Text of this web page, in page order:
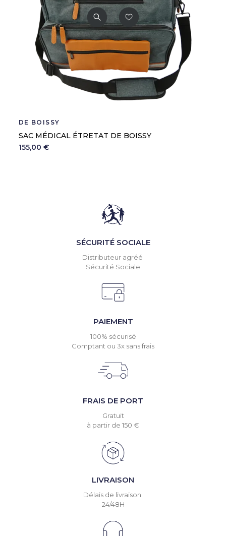
DE BOISSY
SAC MÉDICAL ÉTRETAT DE BOISSY
155,00 €
SÉCURITÉ SOCIALE
Distributeur agréé
Sécurité Sociale
PAIEMENT
100% sécurisé
Comptant ou 3x sans frais
FRAIS DE PORT
Gratuit
à partir de 150 €
LIVRAISON
Délais de livraison
24/48H